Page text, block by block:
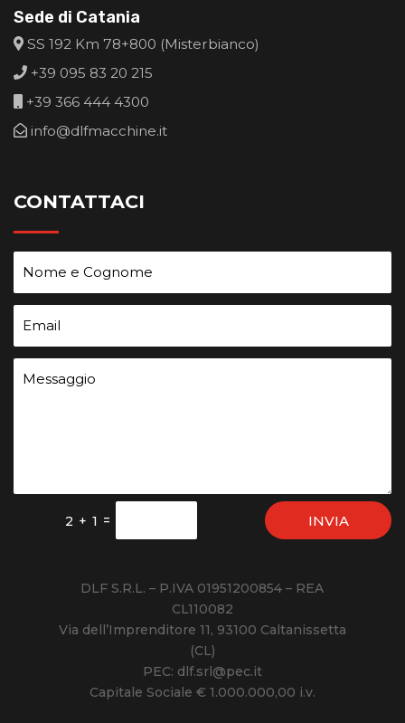
Sede di Catania
SS 192 Km 78+800 (Misterbianco)
+39 095 83 20 215
+39 366 444 4300
info@dlfmacchine.it
CONTATTACI
2 + 1 = INVIA
DLF S.R.L. – P.IVA 01951200854 – REA
CL110082
Via dell’Imprenditore 11, 93100 Caltanissetta
(CL)
PEC: dlf.srl@pec.it
Capitale Sociale € 1.000.000,00 i.v.